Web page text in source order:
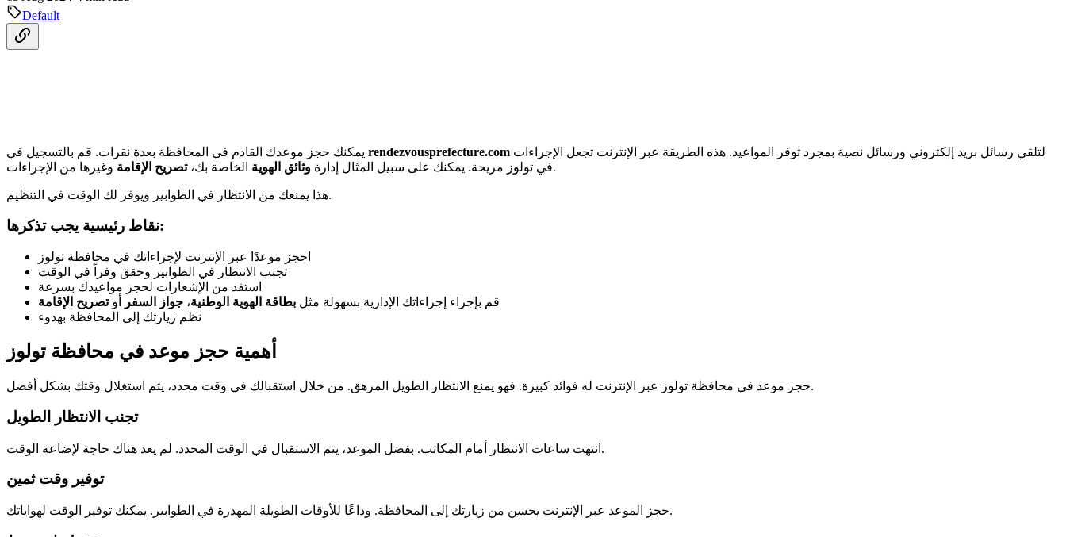
Default
rendezvousprefecture.com
في تولوز مريحة. يمكنك على سبيل المثال إدارة وثائق الهوية الخاصة بك،تصريح الإقامة وغيرها من الإجراءات.
هذا يمنعك من الانتظار في الطوابير ويوفر لك الوقت في التنظيم.
نقاط رئيسية يجب تذكرها:
احجز موعدًا عبر الإنترنت لإجراءاتك في محافظة تولوز
تجنب الانتظار في الطوابير وحقق وفراً في الوقت
استفد من الإشعارات لحجز مواعيدك بسرعة
قم بإجراء إجراءاتك الإدارية بسهولة مثل بطاقة الهوية الوطنية، جواز السفر أوتصريح الإقامة
نظم زيارتك إلى المحافظة بهدوء
أهمية حجز موعد في محافظة تولوز
حجز موعد في محافظة تولوز عبر الإنترنت له فوائد كبيرة. فهو يمنع الانتظار الطويل المرهق. من خلال استقبالك في وقت محدد، يتم استغلال وقتك بشكل أفضل.
تجنب الانتظار الطويل
انتهت ساعات الانتظار أمام المكاتب. بفضل الموعد، يتم الاستقبال في الوقت المحدد. لم يعد هناك حاجة لإضاعة الوقت.
توفير وقت ثمين
حجز الموعد عبر الإنترنت يحسن من زيارتك إلى المحافظة. وداعًا للأوقات الطويلة المهدرة في الطوابير. يمكنك توفير الوقت لهواياتك.